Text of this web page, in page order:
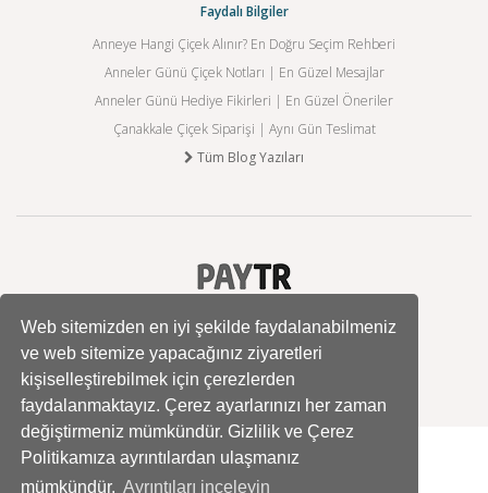
Web sitemizden en iyi şekilde faydalanabilmeniz
ve web sitemize yapacağınız ziyaretleri
kişiselleştirebilmek için çerezlerden
faydalanmaktayız. Çerez ayarlarınızı her zaman
değiştirmeniz mümkündür. Gizlilik ve Çerez
Politikamıza ayrıntılardan ulaşmanız
mümkündür. Ayrıntıları inceleyin
Faydalı Bilgiler
Anneye Hangi Çiçek Alınır? En Doğru Seçim Rehberi
Anneler Günü Çiçek Notları | En Güzel Mesajlar
Anneler Günü Hediye Fikirleri | En Güzel Öneriler
Çanakkale Çiçek Siparişi | Aynı Gün Teslimat
Tüm Blog Yazıları